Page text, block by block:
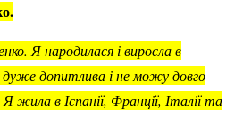
Я народилася і виросла в
допитлива і не можу довго
жила в Іспанії, Франції, Італії та